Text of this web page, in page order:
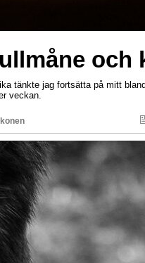
och
tänkte jag fortsätta på mitt
veckan.